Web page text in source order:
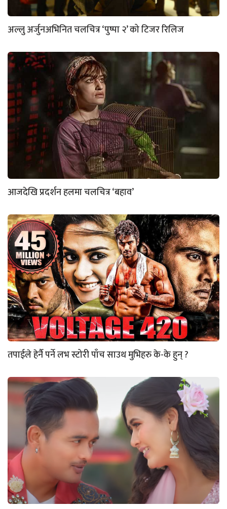
अल्लु अर्जुनअभिनित चलचित्र ‘पुष्पा २’ को टिजर रिलिज
आजदेखि प्रदर्शन हलमा चलचित्र ‘बहाव’
तपाईले हेर्नै पर्ने लभ स्टोरी पाँच साउथ मुभिहरु के-के हुन् ?